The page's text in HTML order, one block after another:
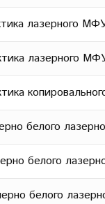
лазерного
лазерного
белого
белого
белого